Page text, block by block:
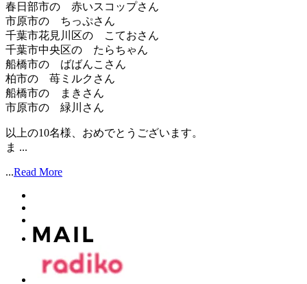
春日部市の 赤いスコップさん
市原市の ちっぷさん
千葉市花見川区の こておさん
千葉市中央区の たらちゃん
船橋市の ばばんこさん
柏市の 苺ミルクさん
船橋市の まきさん
市原市の 緑川さん
以上の10名様、おめでとうございます。
ま ...
...Read More